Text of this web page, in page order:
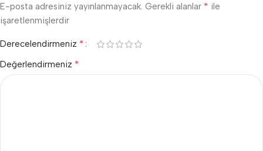
E-posta adresiniz yayınlanmayacak. Gerekli alanlar * ile
işaretlenmişlerdir
Derecelendirmeniz *
Değerlendirmeniz *